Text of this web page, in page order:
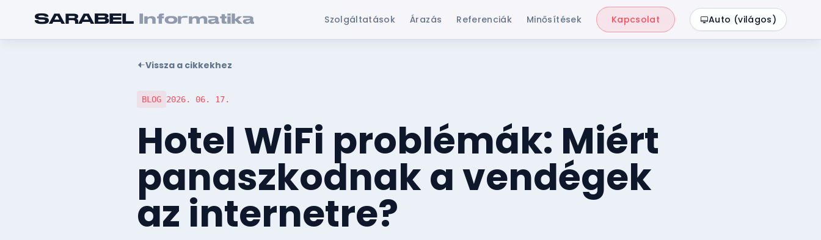
SARABEL Informatika Szolgáltatások Árazás Referenciák Minősítések Kapcsolat Auto (világos)
Vissza a cikkekhez
BLOG 2026. 06. 17.
Hotel WiFi problémák: Miért
panaszkodnak a vendégek
az internetre?